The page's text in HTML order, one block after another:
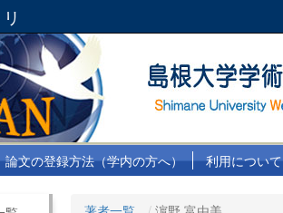
論文の登録方法（学内の方へ） 利用について